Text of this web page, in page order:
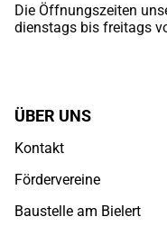
Die Öffnungszeiten
dienstags bis freitags
ÜBER UNS
Kontakt
Fördervereine
Baustelle am Bielert